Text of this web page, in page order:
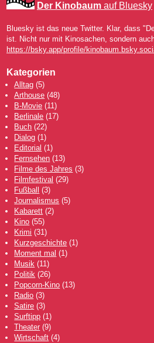
Der Kinobaum auf Bluesky
Bluesky ist das neue Twitter. Klar, dass
ist. Nicht nur mit Kinosachen, sondern
https://bsky.app/profile/
Kategorien
Alltag (5)
Arthouse (48)
B-Movie (11)
Berlinale (17)
Buch (22)
Dialog (1)
Editorial (1)
Fernsehen (13)
Filme des Jahres (3)
Filmfestival (29)
Fußball (3)
Journalismus (5)
Kabarett (2)
Kino (55)
Krimi (31)
Kurzgeschichte (1)
Moment mal (1)
Musik (11)
Politik (26)
Popcorn-Kino (13)
Radio (3)
Satire (3)
Surftipp (1)
Theater (9)
Wirtschaft (4)